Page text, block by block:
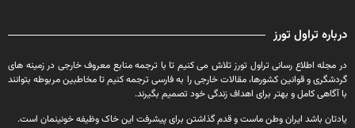
درباره تراول تورز
در مجله اطلاع رسانی تراول تورز تلاش می کنیم تا با ترجمه منابع معروف خارجی در زمینه های
گردشگری و قوانین کشورها، مقالات خارجی را به فارسی ترجمه کنیم تا مخاطبین مربوطه بتوانند
با آگاهی کامل و بهتر برای اهداف زندگی خود تصمیم بگیرند.
یادتان باشد ایران وطن ماست و قدم گذاشتن برای پیشرفت این خاک وظیفه خونینمان است.